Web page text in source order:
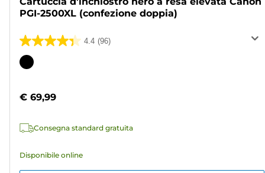
PGI-2500XL (confezione doppia)
4.4 (96)
4.4
su
96
Cartuccia
€ 69,99
Consegna standard gratuita
Disponibile online